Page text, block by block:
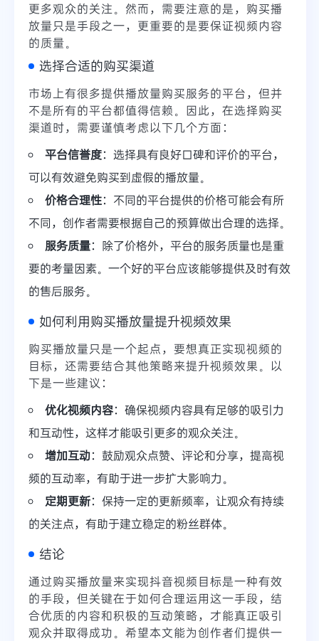
更多观众的关注。然而，需要注意的是，购买播
放量只是手段之一，更重要的是要保证视频内容
的质量。
选择合适的购买渠道
市场上有很多提供播放量购买服务的平台，但并
不是所有的平台都值得信赖。因此，在选择购买
渠道时，需要谨慎考虑以下几个方面：
平台信誉度：选择具有良好口碑和评价的平台，
可以有效避免购买到虚假的播放量。
价格合理性：不同的平台提供的价格可能会有所
不同，创作者需要根据自己的预算做出合理的选择。
服务质量：除了价格外，平台的服务质量也是重
要的考量因素。一个好的平台应该能够提供及时有效
的售后服务。
如何利用购买播放量提升视频效果
购买播放量只是一个起点，要想真正实现视频的
目标，还需要结合其他策略来提升视频效果。以
下是一些建议：
优化视频内容：确保视频内容具有足够的吸引力
和互动性，这样才能吸引更多的观众关注。
增加互动：鼓励观众点赞、评论和分享，提高视
频的互动率，有助于进一步扩大影响力。
定期更新：保持一定的更新频率，让观众有持续
的关注点，有助于建立稳定的粉丝群体。
结论
通过购买播放量来实现抖音视频目标是一种有效
的手段，但关键在于如何合理运用这一手段，结
合优质的内容和积极的互动策略，才能真正吸引
观众并取得成功。希望本文能为创作者们提供一